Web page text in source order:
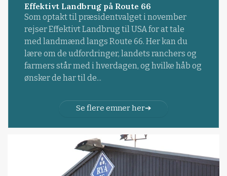
Effektivt Landbrug på Route 66
Som optakt til præsidentvalget i november
rejser Effektivt Landbrug til USA for at tale
med landmænd langs Route 66. Her kan du
lære om de udfordringer, landets ranchers og
farmers står med i hverdagen, og hvilke håb og
ønsker de har til de...
Se flere emner her